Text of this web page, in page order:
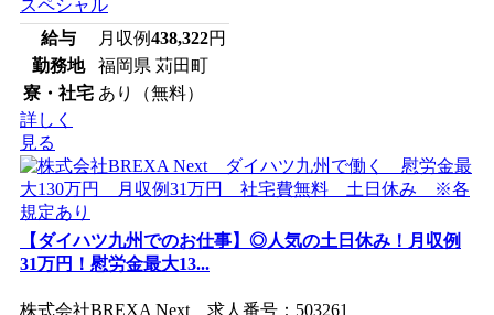
スペシャル
給与
月収例438,322円
勤務地
福岡県 苅田町
寮・社宅 あり（無料）
詳しく
見る
【ダイハツ九州でのお仕事】◎人気の土日休み！月収例
31万円！慰労金最大13...
株式会社BREXA Next 求人番号：503261